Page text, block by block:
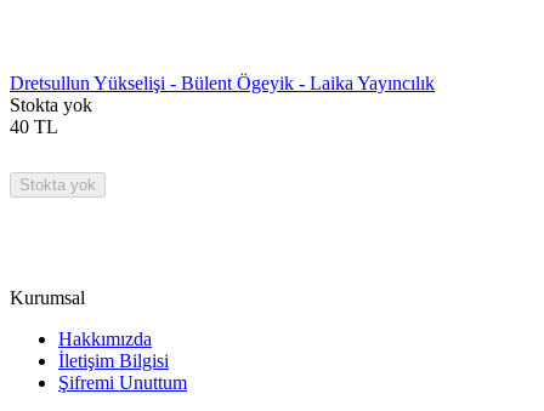
Dretsullun Yükselişi - Bülent Ögeyik - Laika Yayıncılık
Stokta yok
40 TL
Stokta yok
Kurumsal
Hakkımızda
İletişim Bilgisi
Şifremi Unuttum